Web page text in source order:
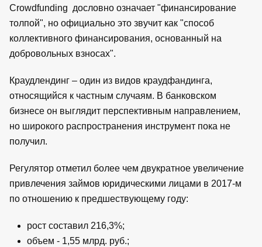
Crowdfunding дословно означает "финансирование
толпой", но официально это звучит как "способ
коллективного финансирования, основанный на
добровольных взносах".
Краудлендинг – один из видов краудфандинга,
относящийся к частным случаям. В банковском
бизнесе он выглядит перспективным направлением,
но широкого распространения инструмент пока не
получил.
Регулятор отметил более чем двукратное увеличение
привлечения займов юридическими лицами в 2017-м
по отношению к предшествующему году:
рост составил 216,3%;
объем - 1,55 млрд. руб.;